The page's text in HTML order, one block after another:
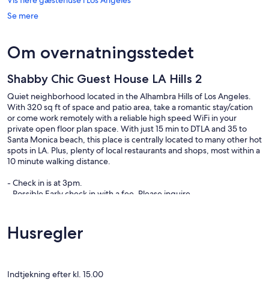
Se mere
Om overnatningsstedet
Shabby Chic Guest House LA Hills 2
Quiet neighborhood located in the Alhambra Hills of Los Angeles.
With 320 sq ft of space and patio area, take a romantic stay/cation
or come work remotely with a reliable high speed WiFi in your
private open floor plan space. With just 15 min to DTLA and 35 to
Santa Monica beach, this place is centrally located to many other hot
spots in LA. Plus, plenty of local restaurants and shops, most within a
10 minute walking distance.
- Check in is at 3pm.
- Possible Early check in with a fee. Please inquire.
Husregler
Indtjekning efter kl. 15.00